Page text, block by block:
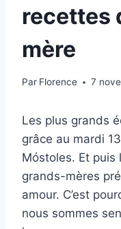
recettes
mère
Par Florence 7
Les plus grands
grâce au mardi
Móstoles. Et
grands-mères
amour. C’est
nous sommes